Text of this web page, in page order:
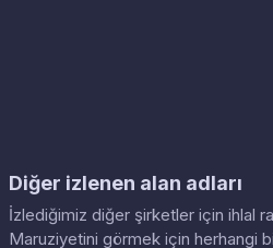
Diğer izlenen alan adları
İzlediğimiz diğer şirketler için ihlal
Maruziyetini görmek için herhangi